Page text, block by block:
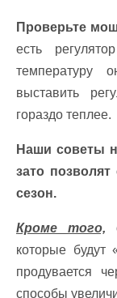
Проверьте
есть
температуру
выставить
гораздо теплее.
Наши советы
зато
сезон.
Кроме того,
которые будут
продувается
способы